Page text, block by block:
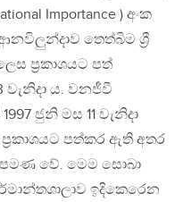
Importance ) අංක
තෙත්බිම ශ්‍රී
ප්‍රකාශයට පත්
ය. වනජීවී
ජුනි මස 11 වැනිදා
පත්කර ඇති අතර
පමණ වේ. මෙම සොබා
ඉදිකෙරෙන